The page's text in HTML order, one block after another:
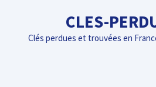
contenu
CLES-
Clés perdues et trouvées en